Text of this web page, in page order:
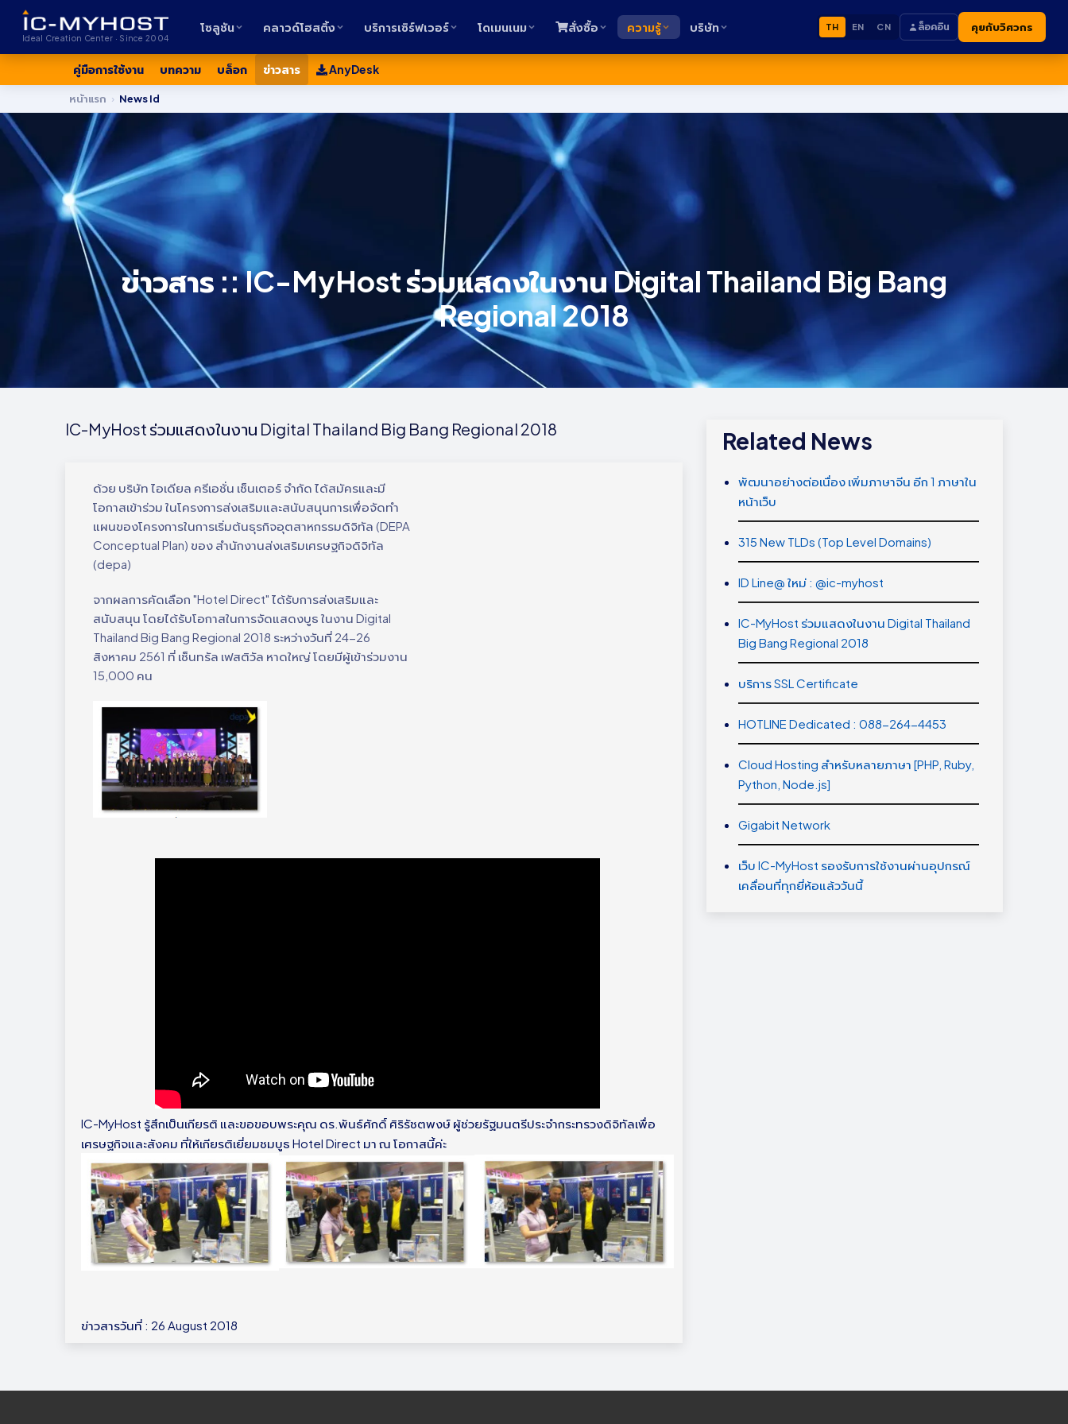
Ideal Creation Center · Since 2004
โซลูชัน คลาวด์โฮสติ้ง บริการเซิร์ฟเวอร์ โดเมนเนม สั่งซื้อ ความรู้ บริษัท TH EN CN ล็อคอิน คุยกับวิศวกร
คู่มือการใช้งาน บทความ บล็อก ข่าวสาร AnyDesk
หน้าแรก › News Id
ข่าวสาร :: IC-MyHost ร่วมแสดงในงาน Digital Thailand Big Bang
Regional 2018
IC-MyHost ร่วมแสดงในงาน Digital Thailand Big Bang Regional 2018
ด้วย บริษัท ไอเดียล ครีเอชั่น เซ็นเตอร์ จำกัด ได้สมัครและมี
โอกาสเข้าร่วม ในโครงการส่งเสริมและสนับสนุนการเพื่อจัดทำ
แผนของโครงการในการเริ่มต้นธุรกิจอุตสาหกรรมดิจิทัล (DEPA
Conceptual Plan) ของ สำนักงานส่งเสริมเศรษฐกิจดิจิทัล
(depa)
จากผลการคัดเลือก "Hotel Direct" ได้รับการส่งเสริมและ
สนับสนุน โดยได้รับโอกาสในการจัดแสดงบูธ ในงาน Digital
Thailand Big Bang Regional 2018 ระหว่างวันที่ 24-26
สิงหาคม 2561 ที่ เซ็นทรัล เฟสติวัล หาดใหญ่ โดยมีผู้เข้าร่วมงาน
15,000 คน
IC-MyHost รู้สึกเป็นเกียรติ และขอขอบพระคุณ ดร.พันธ์ศักดิ์ ศิริรัชตพงษ์ ผู้ช่วยรัฐมนตรีประจำกระทรวงดิจิทัลเพื่อ
เศรษฐกิจและสังคม ที่ให้เกียรติเยี่ยมชมบูธ Hotel Direct มา ณ โอกาสนี้ค่ะ
ข่าวสารวันที่ : 26 August 2018
Related News
พัฒนาอย่างต่อเนื่อง เพิ่มภาษาจีน อีก 1 ภาษาใน
หน้าเว็บ
315 New TLDs (Top Level Domains)
ID Line@ ใหม่ : @ic-myhost
IC-MyHost ร่วมแสดงในงาน Digital Thailand
Big Bang Regional 2018
บริการ SSL Certificate
HOTLINE Dedicated : 088-264-4453
Cloud Hosting สำหรับหลายภาษา [PHP, Ruby,
Python, Node.js]
Gigabit Network
เว็บ IC-MyHost รองรับการใช้งานผ่านอุปกรณ์
เคลื่อนที่ทุกยี่ห้อแล้ววันนี้